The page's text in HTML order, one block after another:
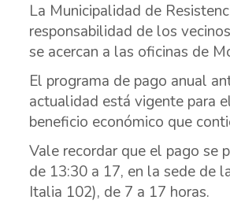
La Municipalidad de
responsabilidad de los
se acercan a las oficinas de
El programa de pago anual
actualidad está vigente para
beneficio económico que
Vale recordar que el pago se
de 13:30 a 17, en la sede de
Italia 102), de 7 a 17 horas.